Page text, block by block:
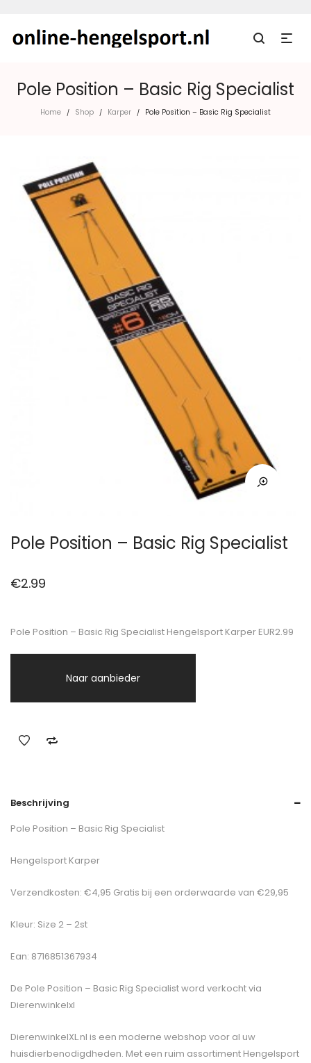
Pole Position – Basic Rig Specialist
Home / Shop / Karper / Pole Position – Basic Rig Specialist
Pole Position – Basic Rig Specialist
€2.99
Pole Position – Basic Rig Specialist Hengelsport Karper EUR2.99
Naar aanbieder
Beschrijving
Pole Position – Basic Rig Specialist
Hengelsport Karper
Verzendkosten: €4,95 Gratis bij een orderwaarde van €29,95
Kleur: Size 2 – 2st
Ean: 8716851367934
De Pole Position – Basic Rig Specialistword verkocht via
Dierenwinkelxl
DierenwinkelXL.nl is een moderne webshop voor al uw
huisdierbenodigdheden. Met een ruim assortiment Hengelsport